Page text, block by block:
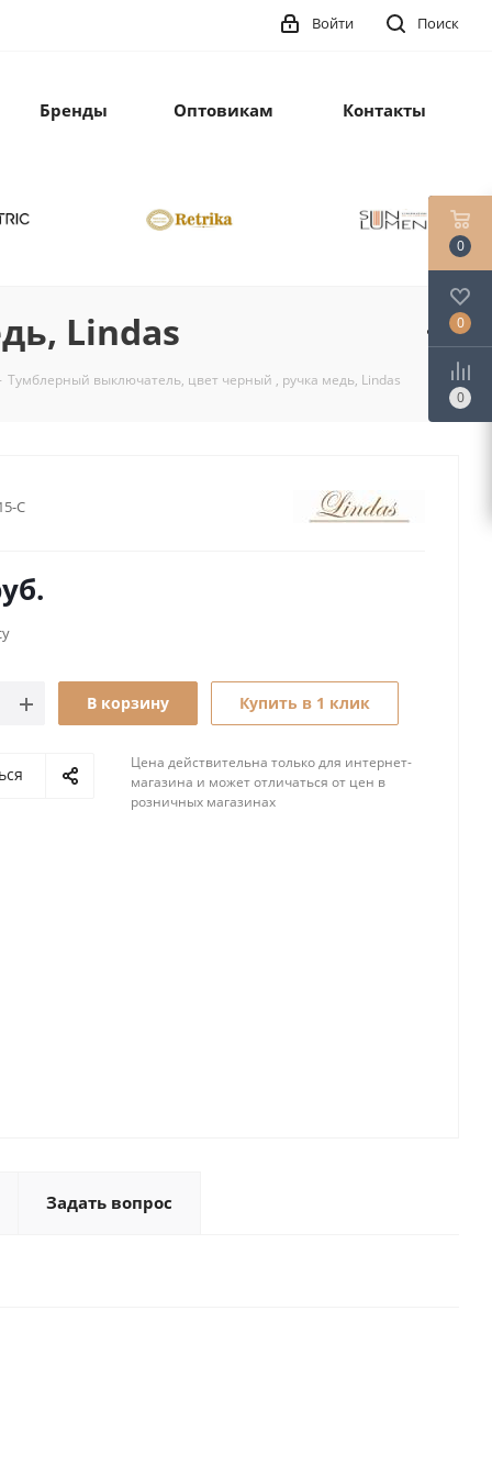
Поиск
Войти
Бренды Оптовикам Контакты
Lindas
Тумблерный выключатель, цвет черный , ручка медь, Lindas
C
В корзину Купить в 1 клик
Цена действительна только для интернет-
магазина и может отличаться от цен в
розничных магазинах
Задать вопрос
0
0
0